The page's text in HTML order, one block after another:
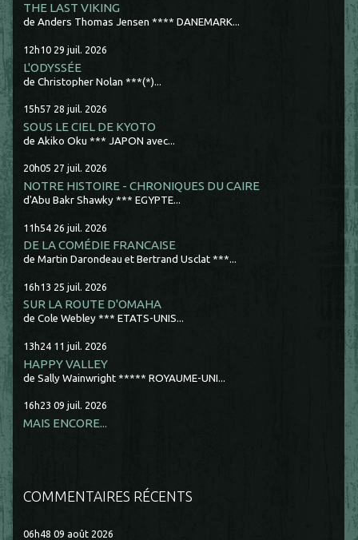
THE LAST VIKING
de Anders Thomas Jensen **** DANEMARK...
12h10 29 juil. 2026
L'ODYSSÉE
de Christopher Nolan ***(*)...
15h57 28 juil. 2026
SOUS LE CIEL DE KYOTO
de Akiko Oku *** JAPON avec...
20h05 27 juil. 2026
NOTRE HISTOIRE - CHRONIQUES DU CAIRE
d'Abu Bakr Shawky *** EGYPTE...
11h54 26 juil. 2026
DE LA COMÉDIE FRANCAISE
de Martin Darondeau et Bertrand Usclat ***...
16h13 25 juil. 2026
SUR LA ROUTE D'OMAHA
de Cole Webley *** ETATS-UNIS...
13h24 11 juil. 2026
HAPPY VALLEY
de Sally Wainwright ***** ROYAUME-UNI...
16h23 09 juil. 2026
MAIS ENCORE...
COMMENTAIRES RÉCENTS
06h48 09 août 2026